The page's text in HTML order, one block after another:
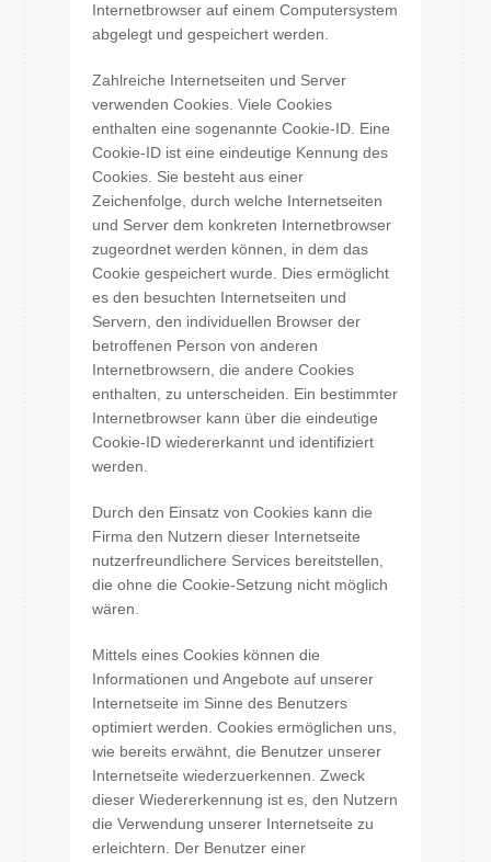
Internetbrowser auf einem Computersystem
abgelegt und gespeichert werden.
Zahlreiche Internetseiten und Server
verwenden Cookies. Viele Cookies
enthalten eine sogenannte Cookie-ID. Eine
Cookie-ID ist eine eindeutige Kennung des
Cookies. Sie besteht aus einer
Zeichenfolge, durch welche Internetseiten
und Server dem konkreten Internetbrowser
zugeordnet werden können, in dem das
Cookie gespeichert wurde. Dies ermöglicht
es den besuchten Internetseiten und
Servern, den individuellen Browser der
betroffenen Person von anderen
Internetbrowsern, die andere Cookies
enthalten, zu unterscheiden. Ein bestimmter
Internetbrowser kann über die eindeutige
Cookie-ID wiedererkannt und identifiziert
werden.
Durch den Einsatz von Cookies kann die
Firma den Nutzern dieser Internetseite
nutzerfreundlichere Services bereitstellen,
die ohne die Cookie-Setzung nicht möglich
wären.
Mittels eines Cookies können die
Informationen und Angebote auf unserer
Internetseite im Sinne des Benutzers
optimiert werden. Cookies ermöglichen uns,
wie bereits erwähnt, die Benutzer unserer
Internetseite wiederzuerkennen. Zweck
dieser Wiedererkennung ist es, den Nutzern
die Verwendung unserer Internetseite zu
erleichtern. Der Benutzer einer